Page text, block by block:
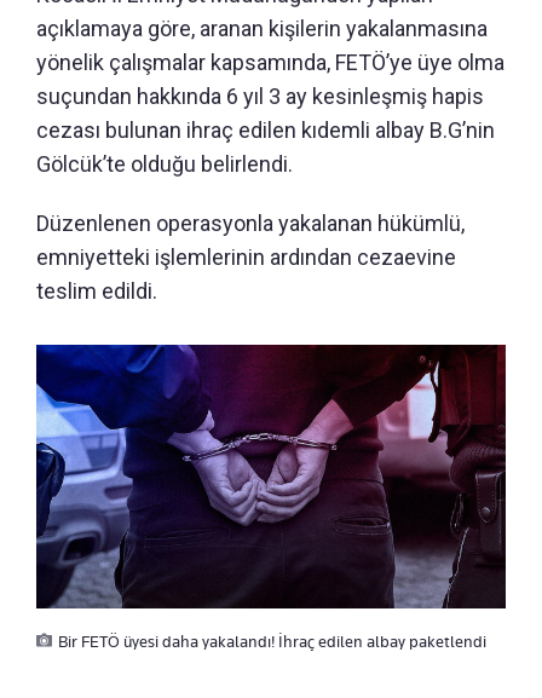
açıklamaya göre, aranan kişilerin yakalanmasına
yönelik çalışmalar kapsamında, FETÖ’ye üye olma
suçundan hakkında 6 yıl 3 ay kesinleşmiş hapis
cezası bulunan ihraç edilen kıdemli albay B.G’nin
Gölcük’te olduğu belirlendi.
Düzenlenen operasyonla yakalanan hükümlü,
emniyetteki işlemlerinin ardından cezaevine
teslim edildi.
Bir FETÖ üyesi daha yakalandı! İhraç edilen albay paketlendi